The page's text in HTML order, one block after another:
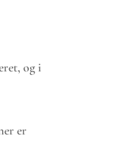
og i
er